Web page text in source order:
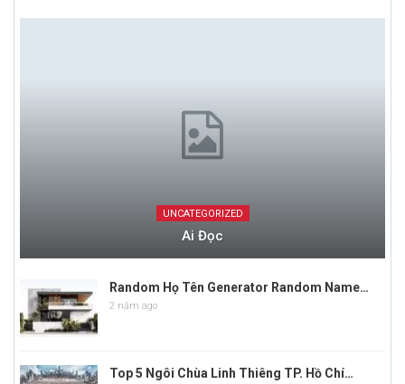
UNCATEGORIZED
Ai Đọc
Random Họ Tên Generator Random Name…
2 năm ago
Top 5 Ngôi Chùa Linh Thiêng TP. Hồ Chí…